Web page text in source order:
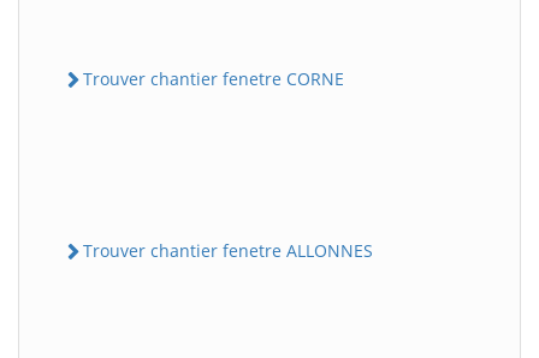
Trouver chantier fenetre CORNE
Trouver chantier fenetre ALLONNES